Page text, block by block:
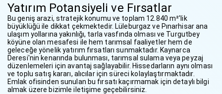
Yatırım Potansiyeli ve Fırsatlar
Bu geniş arazi, stratejik konumu ve toplam 12.840 m²'lik
büyüklüğü ile dikkat çekmektedir. Lüleburgaz ve Pınarhisar ana
ulaşım yollarına yakınlığı, tarla vasfında olması ve Turgutbey
köyüne olan mesafesi ile hem tarımsal faaliyetler hem de
geleceğe yönelik yatırım fırsatları sunmaktadır. Kaynarca
Deresi'nin kenarında bulunması, tarımsal sulama veya peyzaj
düzenlemeleri için avantaj sağlayabilir. Hissedarların aynı olması
ve toplu satış kararı, alıcılar için süreci kolaylaştırmaktadır.
Emlak ofisinden sunulan bu fırsatı kaçırmamak için detaylı bilgi
almak üzere bizimle iletişime geçebilirsiniz.